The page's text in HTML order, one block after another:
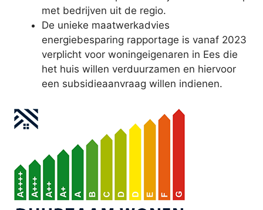
met bedrijven uit de regio.
De unieke maatwerkadvies
energiebesparing rapportage is vanaf 2023
verplicht voor woningeigenaren in Ees die
het huis willen verduurzamen en hiervoor
een subsidieaanvraag willen indienen.